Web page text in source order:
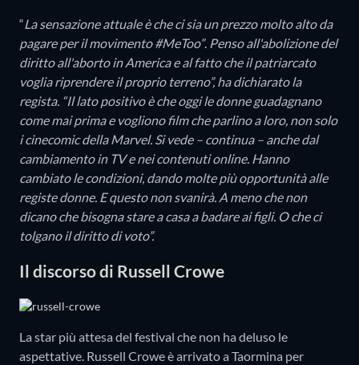
“La sensazione attuale è che ci sia un prezzo molto alto da
pagare per il movimento #MeToo”. Penso all'abolizione del
diritto all'aborto in America e al fatto che il patriarcato
voglia riprendere il proprio terreno”, ha dichiarato la
regista. “Il lato positivo è che oggi le donne guadagnano
come mai prima e vogliono film che parlino a loro, non solo
i cinecomic della Marvel. Si vede – continua – anche dal
cambiamento in TV e nei contenuti online. Hanno
cambiato le condizioni, dando molte più opportunità alle
registe donne. E questo non svanirà. A meno che non
dicano che bisogna stare a casa a badare ai figli. O che ci
tolgano il diritto di voto”.
Il discorso di Russell Crowe
La star più attesa del festival che non ha deluso le
aspettative. Russell Crowe è arrivato a Taormina per